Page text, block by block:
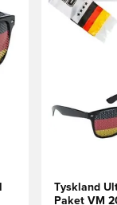
Tyskland
Paket VM